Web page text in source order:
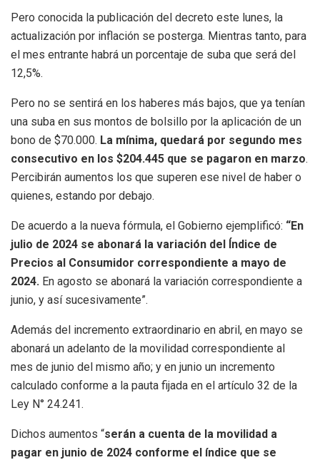
Pero conocida la publicación del decreto este lunes, la
actualización por inflación se posterga. Mientras tanto, para
el mes entrante habrá un porcentaje de suba que será del
12,5%.
Pero no se sentirá en los haberes más bajos, que ya tenían
una suba en sus montos de bolsillo por la aplicación de un
bono de $70.000. La mínima, quedará por segundo mes
consecutivo en los $204.445 que se pagaron en marzo.
Percibirán aumentos los que superen ese nivel de haber o
quienes, estando por debajo.
De acuerdo a la nueva fórmula, el Gobierno ejemplificó: “En
julio de 2024 se abonará la variación del Índice de
Precios al Consumidor correspondiente a mayo de
2024. En agosto se abonará la variación correspondiente a
junio, y así sucesivamente”.
Además del incremento extraordinario en abril, en mayo se
abonará un adelanto de la movilidad correspondiente al
mes de junio del mismo año; y en junio un incremento
calculado conforme a la pauta fijada en el artículo 32 de la
Ley N° 24.241.
Dichos aumentos “serán a cuenta de la movilidad a
pagar en junio de 2024 conforme el índice que se